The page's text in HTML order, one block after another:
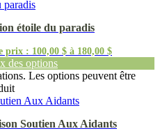
étoile du paradis
prix : 100,00 $ à 180,00 $
des options
Les options peuvent être
Soutien Aux Aidants